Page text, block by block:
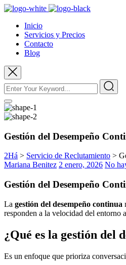
Inicio
Servicios y Precios
Contacto
Blog
Gestión del Desempeño
2Há > Servicio de Reclutamiento >
Mariana Benitez 2 enero, 2026 No
Gestión del Desempeño
La gestión del desempeño continua
responden a la velocidad del entorno
¿Qué es la gestión del
Es un enfoque que prioriza